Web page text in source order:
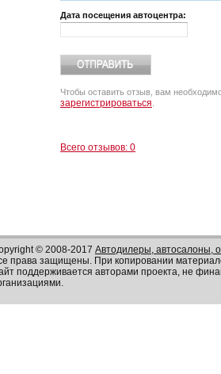
Дата посещения автоцентра:
Чтобы оставить отзыв, вам
зарегистрироваться
Всего отзывов: 0
© 2008-2017 Автодилеры, автосалоны,
права защищены. При копировании
поддерживается авторами проекта, не